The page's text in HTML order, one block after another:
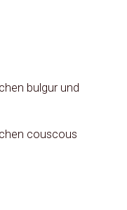
bulgur und
couscous